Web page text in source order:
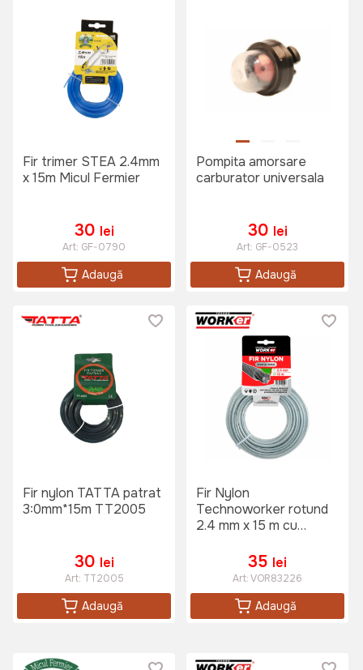
Fir trimer STEA 2.4mm
x 15m Micul Fermier
30 lei
Art: GF-0790
Adaugă
Pompita amorsare
carburator universala
30 lei
Art: GF-0523
Adaugă
Fir nylon TATTA patrat
3:0mm*15m TT2005
30 lei
Art: TT2005
Adaugă
Fir Nylon
Technoworker rotund
2.4 mm x 15 m cu
35 lei
Art:VOR83226
Adaugă